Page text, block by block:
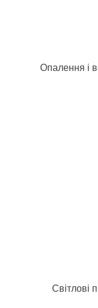
Опалення і
Світлові